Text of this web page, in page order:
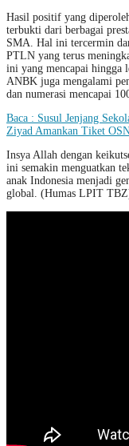
Hasil positif yang
terbukti dari berbagai
SMA. Hal ini tercermin
PTLN yang terus
ini yang mencapai hingga
ANBK juga mengalami
dan numerasi mencapai
Baca : Susul Jenjang
Ziyad Amankan Tiket
Insya Allah dengan
ini semakin menguatkan
anak Indonesia menjadi
global. (Humas LPIT